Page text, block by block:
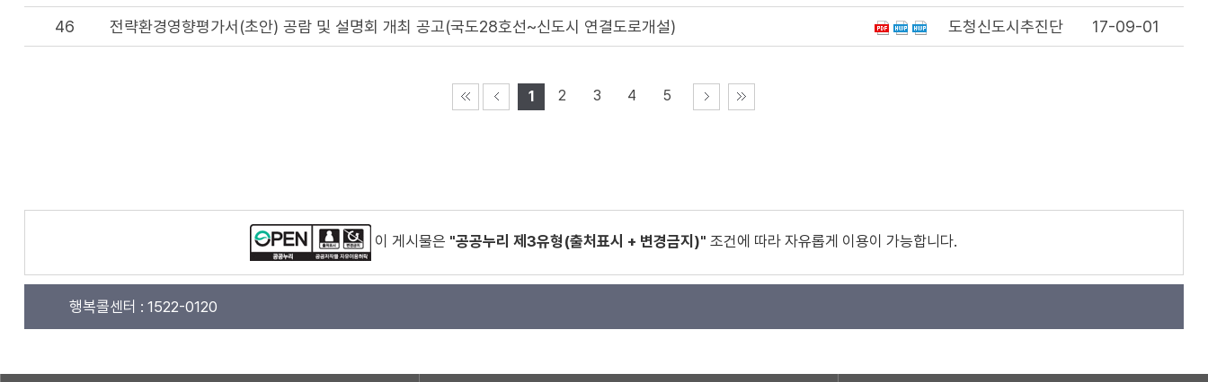
46 전략환경영향평가서(초안) 공람 및 설명회 개최 공고(국도28호선~신도시 연결도로개설) 도청신도시추진단 17-09-01
1 2 3 4 5
이 게시물은 "공공누리 제3유형(출처표시 + 변경금지)" 조건에 따라 자유롭게 이용이 가능합니다.
행복콜센터 : 1522-0120